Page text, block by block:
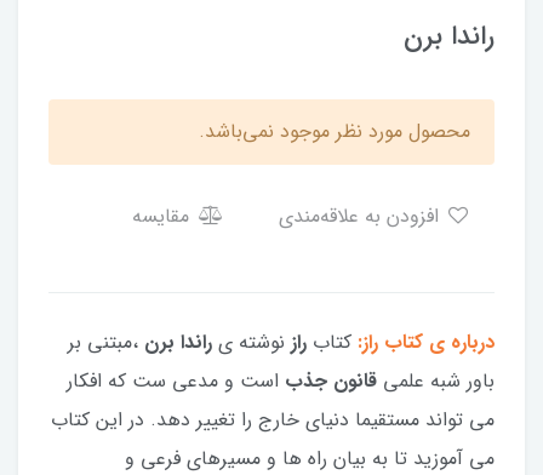
راندا برن
محصول مورد نظر موجود نمی‌باشد.
مقایسه
درباره ی کتاب راز: کتاب راز نوشته ی راندا برن ،مبتنی بر
باور شبه علمی قانون جذب است و مدعی ست که افکار
می تواند مستقیما دنیای خارج را تغییر دهد. در این کتاب
می آموزید تا به بیان راه ها و مسیرهای فرعی و